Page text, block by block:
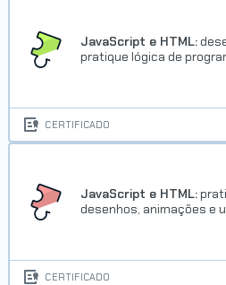
JavaScript e HTML:
pratique lógica de
CERTIFICADO
JavaScript e HTML:
desenhos, animações e
CERTIFICADO